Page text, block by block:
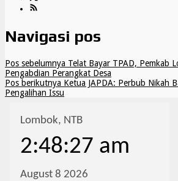
Navigasi pos
Pos sebelumnya Telat Bayar TPAD, Pemkab
Pengabdian Perangkat Desa
Pos berikutnya Ketua JAPDA: Perbub Nikah
Pengalihan Issu